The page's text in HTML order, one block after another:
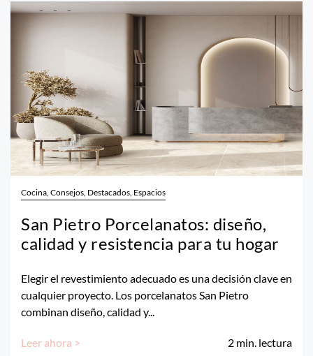
Cocina, Consejos, Destacados, Espacios
San Pietro Porcelanatos: diseño,
calidad y resistencia para tu hogar
Elegir el revestimiento adecuado es una decisión clave en
cualquier proyecto. Los porcelanatos San Pietro
combinan diseño, calidad y...
Leer ahora > 2 min. lectura